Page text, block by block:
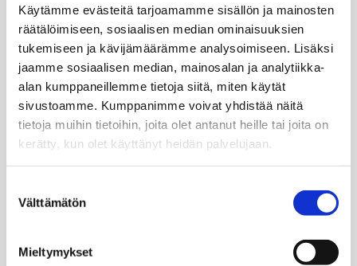
Käytämme evästeitä tarjoamamme sisällön ja mainosten
räätälöimiseen, sosiaalisen median ominaisuuksien
tukemiseen ja kävijämäärämme analysoimiseen. Lisäksi
jaamme sosiaalisen median, mainosalan ja analytiikka-
alan kumppaneillemme tietoja siitä, miten käytät
sivustoamme. Kumppanimme voivat yhdistää näitä
tietoja muihin tietoihin, joita olet antanut heille tai joita on
kerätty, kun olet käyttänyt heidän palvelujaan.
valinta
Välttämätön
Mieltymykset
kaupunginmuseon sivuilta.
helsinginkaupunginmuseo.fi